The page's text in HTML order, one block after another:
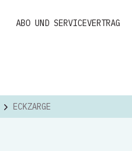
ABO UND SERVICEVERTRAG
ECKZARGE